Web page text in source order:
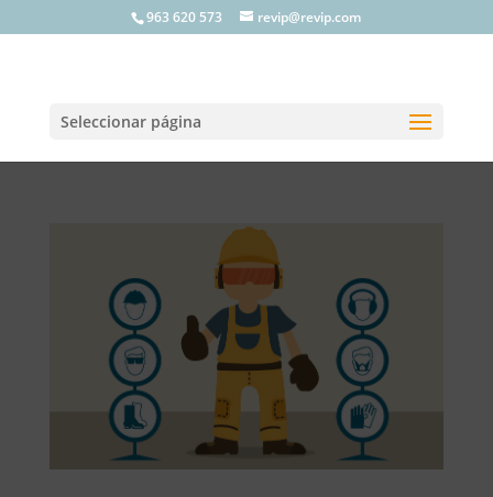
963 620 573 revip@revip.com
Seleccionar página